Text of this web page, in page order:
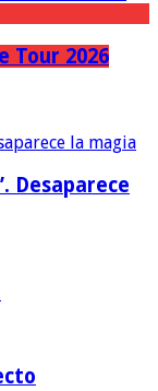
Tour 2026
Desaparece